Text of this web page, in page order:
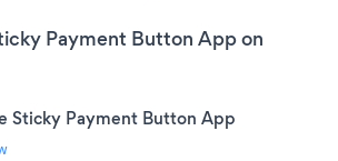
Payment Button App on
Sticky Payment Button App